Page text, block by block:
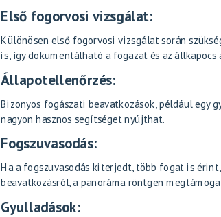
Első fogorvosi vizsgálat:
Különösen első fogorvosi vizsgálat során
is, így dokumentálható a fogazat és az
Állapotellenőrzés:
Bizonyos fogászati beavatkozások, például egy
nagyon hasznos segítséget nyújthat.
Fogszuvasodás:
Ha a fogszuvasodás kiterjedt, több fogat is
beavatkozásról, a panoráma röntgen
Gyulladások: